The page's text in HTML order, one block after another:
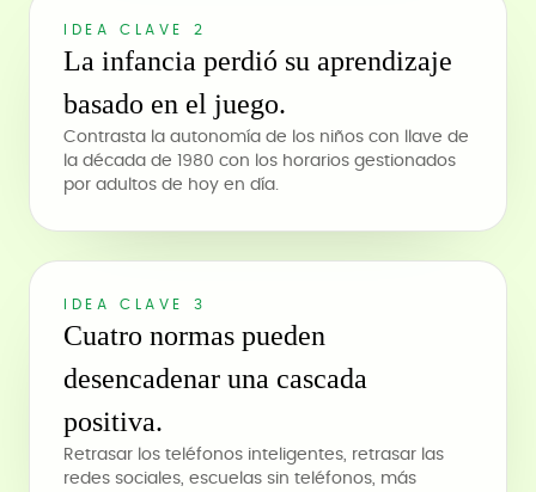
IDEA CLAVE 2
La infancia perdió su aprendizaje
basado en el juego.
Contrasta la autonomía de los niños con llave de
la década de 1980 con los horarios gestionados
por adultos de hoy en día.
IDEA CLAVE 3
Cuatro normas pueden
desencadenar una cascada
positiva.
Retrasar los teléfonos inteligentes, retrasar las
redes sociales, escuelas sin teléfonos, más